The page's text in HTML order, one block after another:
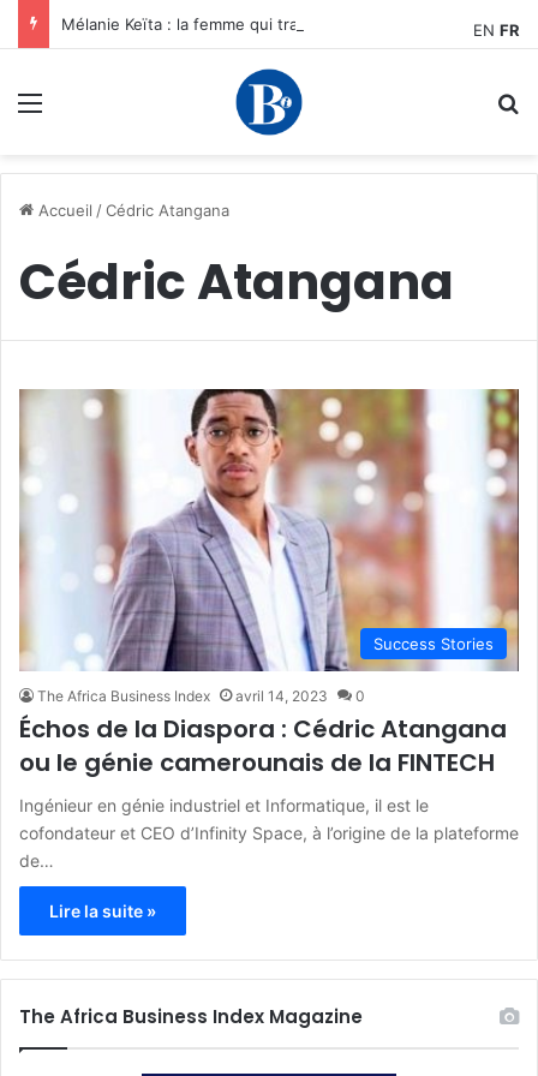
Mélanie Keïta : la femme qui transforme le carbone en opportunités pour les entrepreneurs africains
Accueil /Cédric Atangana
Cédric Atangana
Success Stories
The Africa Business Index avril 14, 2023 0
Échos de la Diaspora : Cédric Atangana
ou le génie camerounais de la FINTECH
Ingénieur en génie industriel et Informatique, il est le
cofondateur et CEO d’Infinity Space, à l’origine de la plateforme
de…
Lire la suite »
The Africa Business Index Magazine
EN FR